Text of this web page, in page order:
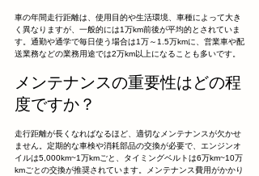
車の年間走行距離は、使用目的や生活環境、車種によって大き
く異なりますが、一般的には1万km前後が平均的とされていま
す。通勤や通学で毎日使う場合は1万～1.5万kmに、営業車や配
送業務などの業務用途では2万km以上になることも多いです。
メンテナンスの重要性はどの程
度ですか？
走行距離が長くなればなるほど、適切なメンテナンスが欠かせ
ません。定期的な車検や消耗部品の交換が必要で、エンジンオ
イルは5,000km~1万kmごと、タイミングベルトは6万km~10万
kmごとの交換が推奨されています。メンテナンス費用がかかり